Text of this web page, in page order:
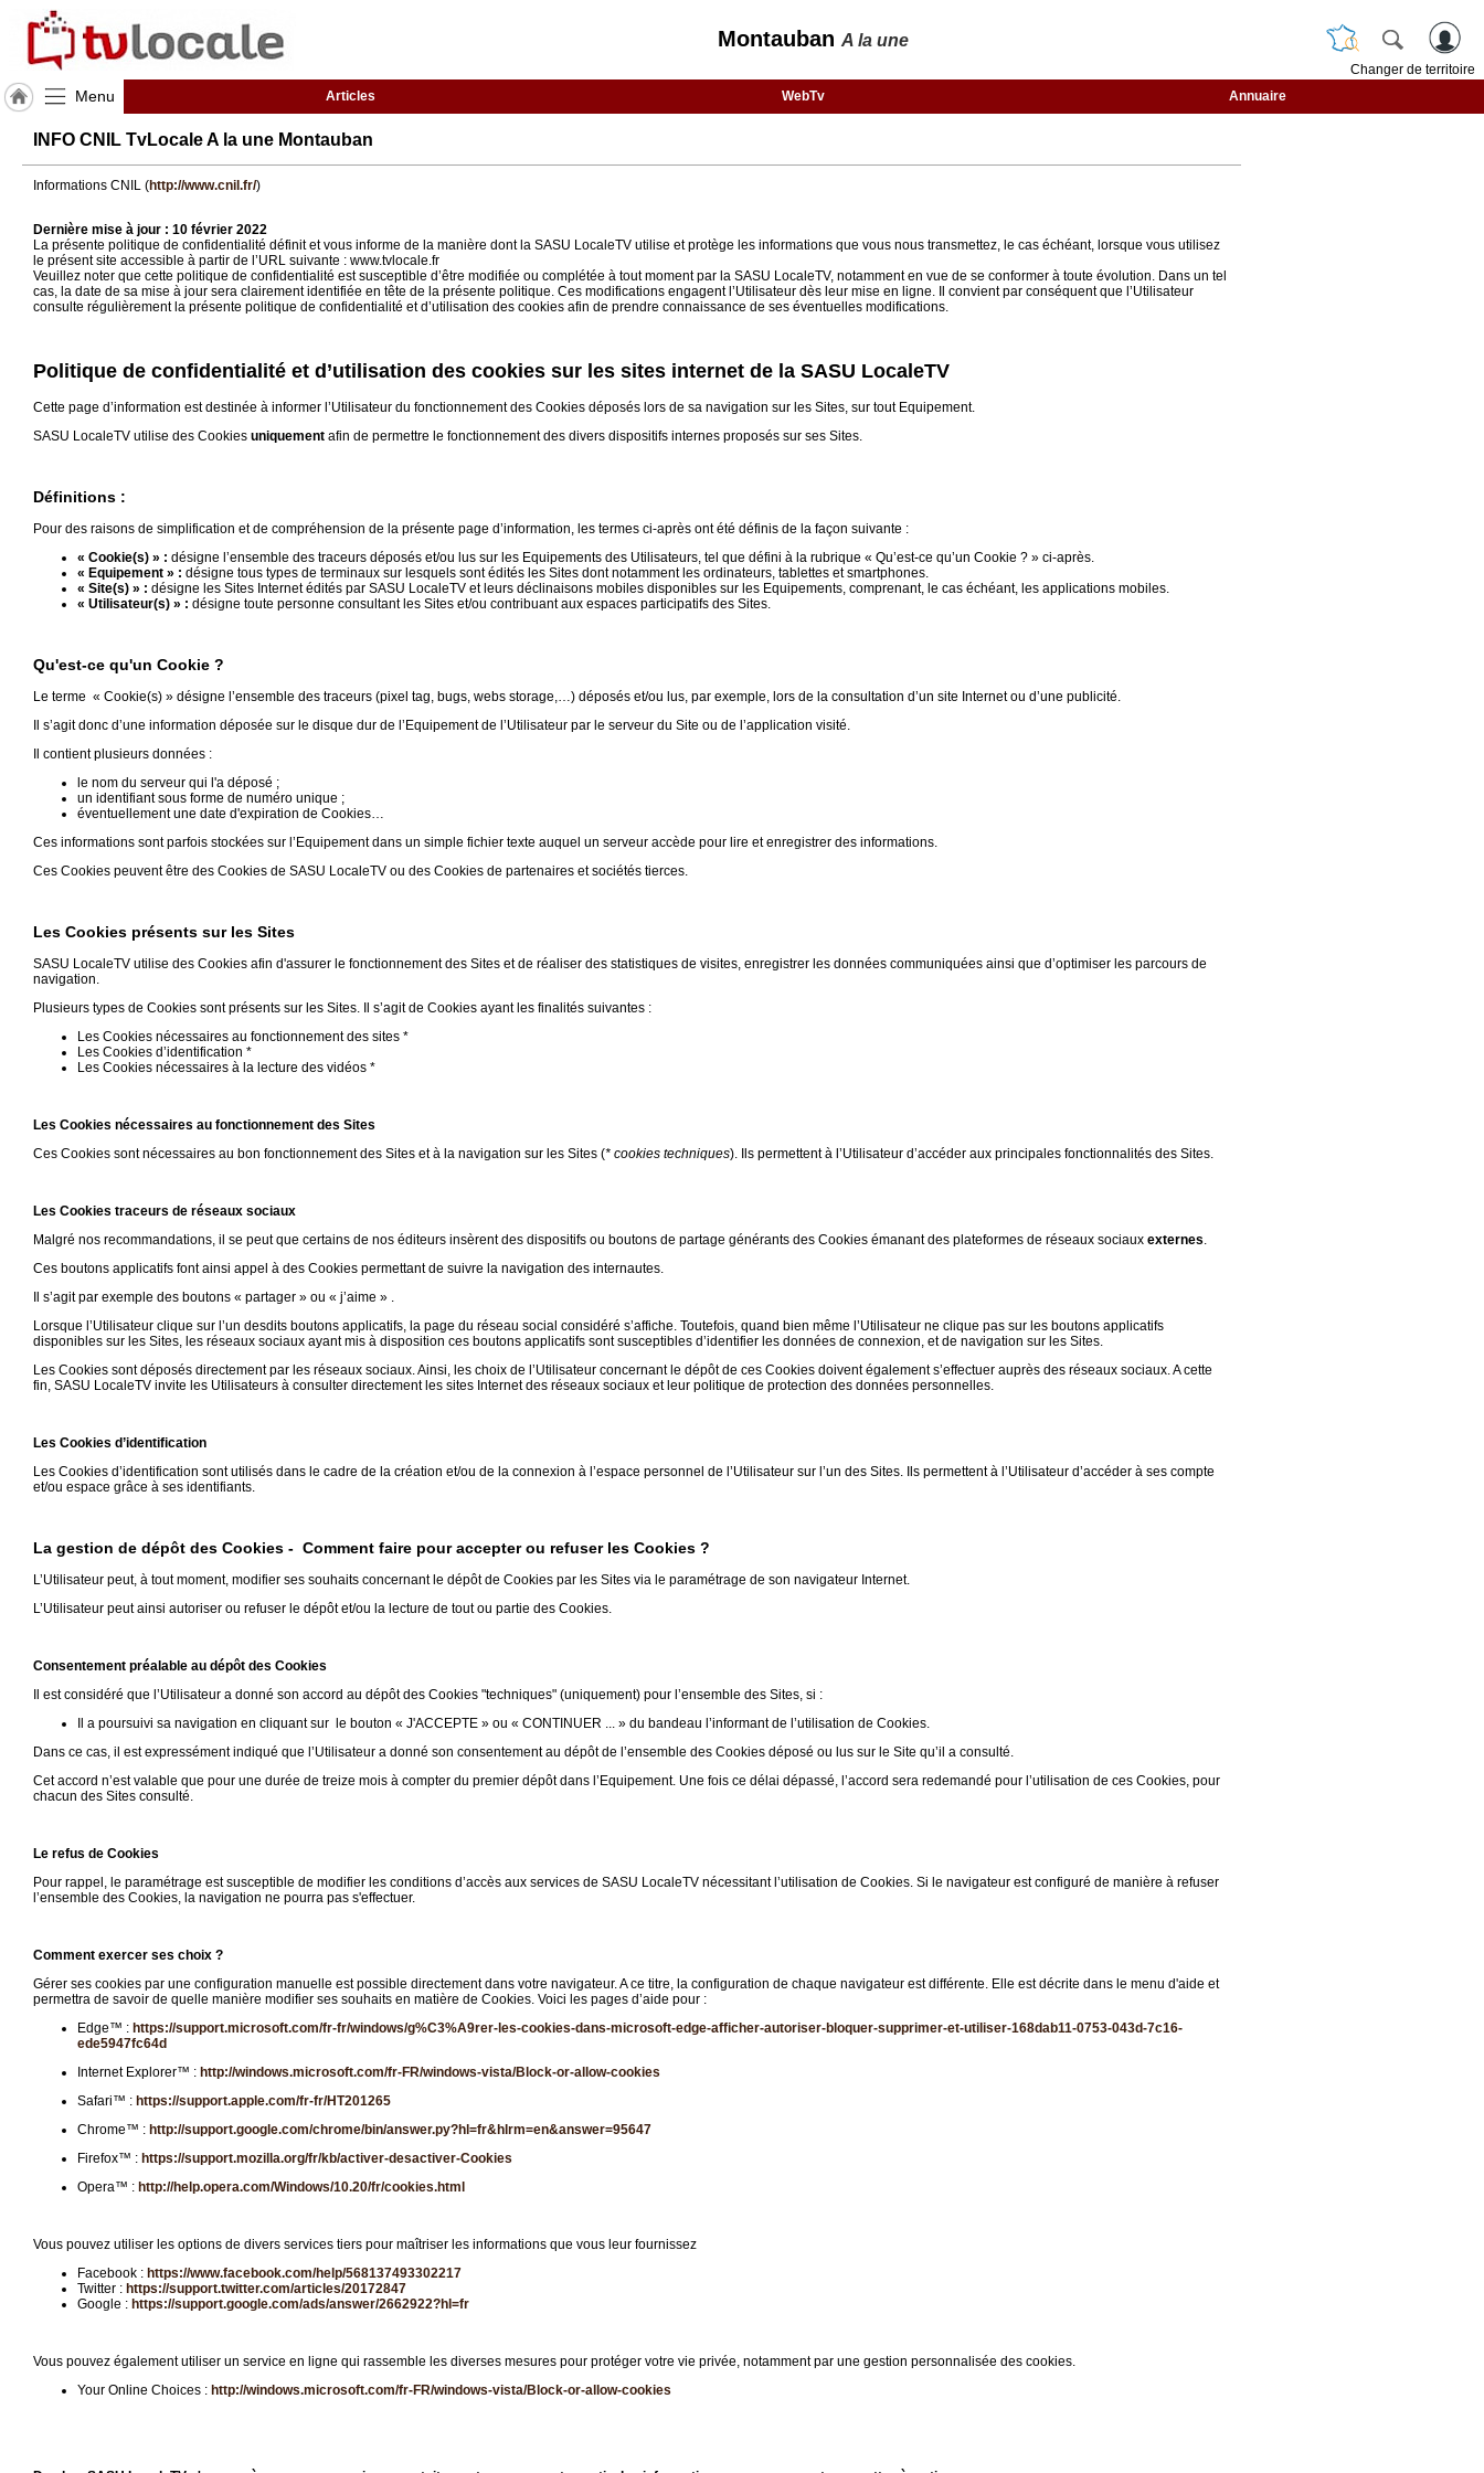
Montauban A la une
Changer de territoire
Menu Articles WebTv Annuaire
J'adhère
Hulcoq
Montauban
TvLocale
France
RUBRIQUES
Agenda
Vidéos
Prémium
Inscription
INFO CNIL TvLocale A la une Montauban
Informations CNIL (http://www.cnil.fr/)
Dernière mise à jour : 10 février 2022
La présente politique de confidentialité définit et vous informe de la manière dont la SASU LocaleTV utilise et protège les informations que vous nous transmettez, le cas échéant, lorsque vous utilisez
le présent site accessible à partir de l’URL suivante : www.tvlocale.fr
Veuillez noter que cette politique de confidentialité est susceptible d’être modifiée ou complétée à tout moment par la SASU LocaleTV, notamment en vue de se conformer à toute évolution. Dans un tel
cas, la date de sa mise à jour sera clairement identifiée en tête de la présente politique. Ces modifications engagent l’Utilisateur dès leur mise en ligne. Il convient par conséquent que l’Utilisateur
consulte régulièrement la présente politique de confidentialité et d’utilisation des cookies afin de prendre connaissance de ses éventuelles modifications.
Politique de confidentialité et d’utilisation des cookies sur les sites internet de la SASU LocaleTV
Cette page d’information est destinée à informer l’Utilisateur du fonctionnement des Cookies déposés lors de sa navigation sur les Sites, sur tout Equipement.
SASU LocaleTV utilise des Cookies uniquement afin de permettre le fonctionnement des divers dispositifs internes proposés sur ses Sites.
Définitions :
Pour des raisons de simplification et de compréhension de la présente page d’information, les termes ci-après ont été définis de la façon suivante :
« Cookie(s) » : désigne l’ensemble des traceurs déposés et/ou lus sur les Equipements des Utilisateurs, tel que défini à la rubrique « Qu’est-ce qu’un Cookie ? » ci-après.
« Equipement » : désigne tous types de terminaux sur lesquels sont édités les Sites dont notamment les ordinateurs, tablettes et smartphones.
« Site(s) » : désigne les Sites Internet édités par SASU LocaleTV et leurs déclinaisons mobiles disponibles sur les Equipements, comprenant, le cas échéant, les applications mobiles.
« Utilisateur(s) » : désigne toute personne consultant les Sites et/ou contribuant aux espaces participatifs des Sites.
Qu'est-ce qu'un Cookie ?
Le terme « Cookie(s) » désigne l’ensemble des traceurs (pixel tag, bugs, webs storage,…) déposés et/ou lus, par exemple, lors de la consultation d’un site Internet ou d’une publicité.
Il s’agit donc d’une information déposée sur le disque dur de l’Equipement de l’Utilisateur par le serveur du Site ou de l’application visité.
Il contient plusieurs données :
le nom du serveur qui l'a déposé ;
un identifiant sous forme de numéro unique ;
éventuellement une date d'expiration de Cookies…
Ces informations sont parfois stockées sur l’Equipement dans un simple fichier texte auquel un serveur accède pour lire et enregistrer des informations.
Ces Cookies peuvent être des Cookies de SASU LocaleTV ou des Cookies de partenaires et sociétés tierces.
Les Cookies présents sur les Sites
SASU LocaleTV utilise des Cookies afin d'assurer le fonctionnement des Sites et de réaliser des statistiques de visites, enregistrer les données communiquées ainsi que d’optimiser les parcours de
navigation.
Plusieurs types de Cookies sont présents sur les Sites. Il s’agit de Cookies ayant les finalités suivantes :
Les Cookies nécessaires au fonctionnement des sites *
Les Cookies d’identification *
Les Cookies nécessaires à la lecture des vidéos *
Les Cookies nécessaires au fonctionnement des Sites
Ces Cookies sont nécessaires au bon fonctionnement des Sites et à la navigation sur les Sites (* cookies techniques). Ils permettent à l’Utilisateur d’accéder aux principales fonctionnalités des Sites.
Les Cookies traceurs de réseaux sociaux
Malgré nos recommandations, il se peut que certains de nos éditeurs insèrent des dispositifs ou boutons de partage générants des Cookies émanant des plateformes de réseaux sociaux externes.
Ces boutons applicatifs font ainsi appel à des Cookies permettant de suivre la navigation des internautes.
Il s’agit par exemple des boutons « partager » ou « j’aime » .
Lorsque l’Utilisateur clique sur l’un desdits boutons applicatifs, la page du réseau social considéré s’affiche. Toutefois, quand bien même l’Utilisateur ne clique pas sur les boutons applicatifs
disponibles sur les Sites, les réseaux sociaux ayant mis à disposition ces boutons applicatifs sont susceptibles d’identifier les données de connexion, et de navigation sur les Sites.
Les Cookies sont déposés directement par les réseaux sociaux. Ainsi, les choix de l’Utilisateur concernant le dépôt de ces Cookies doivent également s’effectuer auprès des réseaux sociaux. A cette
fin, SASU LocaleTV invite les Utilisateurs à consulter directement les sites Internet des réseaux sociaux et leur politique de protection des données personnelles.
Les Cookies d’identification
Les Cookies d’identification sont utilisés dans le cadre de la création et/ou de la connexion à l’espace personnel de l’Utilisateur sur l’un des Sites. Ils permettent à l’Utilisateur d’accéder à ses compte
et/ou espace grâce à ses identifiants.
La gestion de dépôt des Cookies - Comment faire pour accepter ou refuser les Cookies ?
L’Utilisateur peut, à tout moment, modifier ses souhaits concernant le dépôt de Cookies par les Sites via le paramétrage de son navigateur Internet.
L’Utilisateur peut ainsi autoriser ou refuser le dépôt et/ou la lecture de tout ou partie des Cookies.
Consentement préalable au dépôt des Cookies
Il est considéré que l’Utilisateur a donné son accord au dépôt des Cookies "techniques" (uniquement) pour l’ensemble des Sites, si :
Il a poursuivi sa navigation en cliquant sur le bouton « J'ACCEPTE » ou « CONTINUER ... » du bandeau l’informant de l’utilisation de Cookies.
Dans ce cas, il est expressément indiqué que l’Utilisateur a donné son consentement au dépôt de l’ensemble des Cookies déposé ou lus sur le Site qu’il a consulté.
Cet accord n’est valable que pour une durée de treize mois à compter du premier dépôt dans l’Equipement. Une fois ce délai dépassé, l’accord sera redemandé pour l’utilisation de ces Cookies, pour
chacun des Sites consulté.
Le refus de Cookies
Pour rappel, le paramétrage est susceptible de modifier les conditions d’accès aux services de SASU LocaleTV nécessitant l’utilisation de Cookies. Si le navigateur est configuré de manière à refuser
l’ensemble des Cookies, la navigation ne pourra pas s'effectuer.
Comment exercer ses choix ?
Gérer ses cookies par une configuration manuelle est possible directement dans votre navigateur. A ce titre, la configuration de chaque navigateur est différente. Elle est décrite dans le menu d'aide et
permettra de savoir de quelle manière modifier ses souhaits en matière de Cookies. Voici les pages d’aide pour :
Edge™ : https://support.microsoft.com/fr-fr/windows/g%C3%A9rer-les-cookies-dans-microsoft-edge-afficher-autoriser-bloquer-supprimer-et-utiliser-168dab11-0753-043d-7c16-
ede5947fc64d
Internet Explorer™ : http://windows.microsoft.com/fr-FR/windows-vista/Block-or-allow-cookies
Safari™ : https://support.apple.com/fr-fr/HT201265
Chrome™ : http://support.google.com/chrome/bin/answer.py?hl=fr&hlrm=en&answer=95647
Firefox™ : https://support.mozilla.org/fr/kb/activer-desactiver-Cookies
Opera™ : http://help.opera.com/Windows/10.20/fr/cookies.html
Vous pouvez utiliser les options de divers services tiers pour maîtriser les informations que vous leur fournissez
Facebook : https://www.facebook.com/help/568137493302217
Twitter : https://support.twitter.com/articles/20172847
Google : https://support.google.com/ads/answer/2662922?hl=fr
Vous pouvez également utiliser un service en ligne qui rassemble les diverses mesures pour protéger votre vie privée, notamment par une gestion personnalisée des cookies.
Your Online Choices : http://windows.microsoft.com/fr-FR/windows-vista/Block-or-allow-cookies